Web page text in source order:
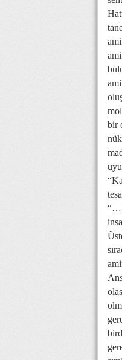
bir
“…